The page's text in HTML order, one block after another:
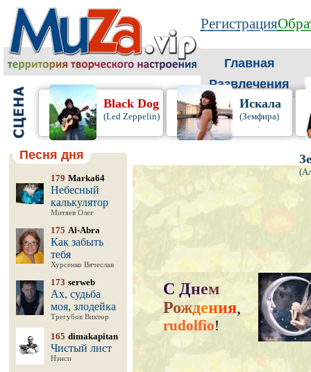
Регистрация
Главная
Развлечения
Black Dog
(Led Zeppelin)
Искала
(Земфира)
Песня дня
179 Marka64
Небесный
калькулятор
Митяев Олег
175 Al-Abra
Как забыть
тебя
Хурсенко Вячеслав
173 serweb
Ах, судьба
моя, злодейка
Трегубов Виктор
165 dimakapitan
Чистый лист
Нэнси
С Днем
Рождения,
rudolfio!